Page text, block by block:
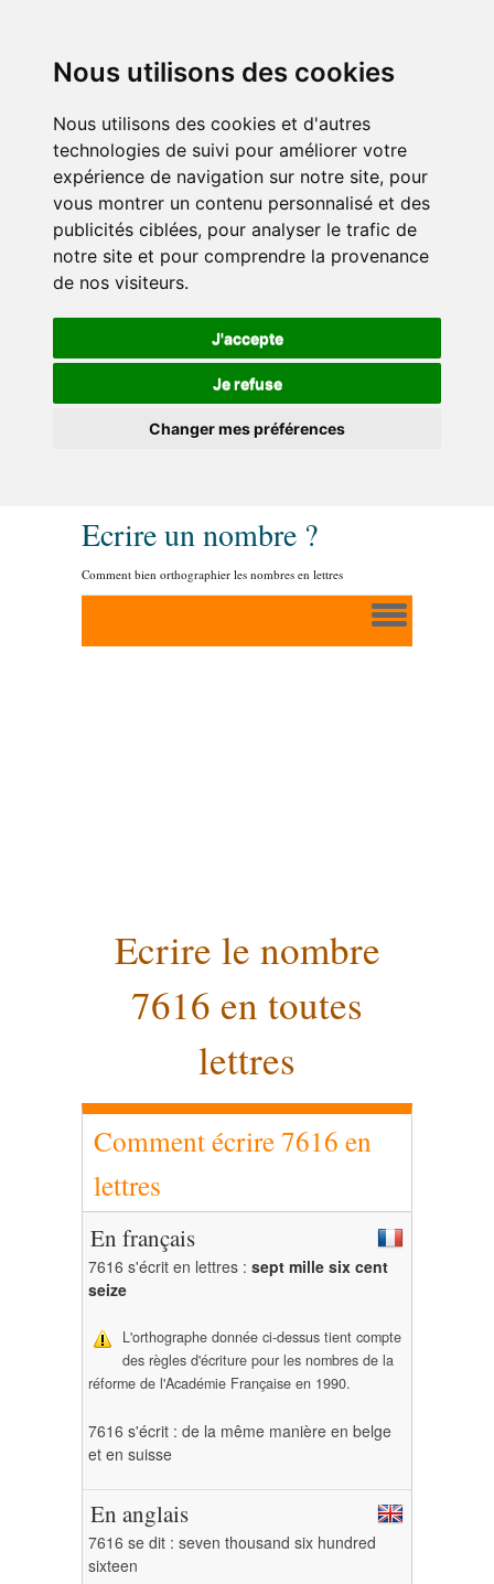
Nous utilisons des cookies
Nous utilisons des cookies et d'autres
technologies de suivi pour améliorer votre
expérience de navigation sur notre site, pour
vous montrer un contenu personnalisé et des
publicités ciblées, pour analyser le trafic de
notre site et pour comprendre la provenance
de nos visiteurs.
J'accepte
Je refuse
Changer mes préférences
Ecrire un nombre ?
Comment bien orthographier les nombres en lettres
Ecrire le nombre
7616 en toutes
lettres
Comment écrire 7616 en
lettres
En français
7616 s'écrit en lettres : sept mille six cent
seize
L'orthographe donnée ci-dessus tient compte
des règles d'écriture pour les nombres de la
réforme de l'Académie Française en 1990.
7616 s'écrit : de la même manière en belge
et en suisse
En anglais
7616 se dit : seven thousand six hundred
sixteen